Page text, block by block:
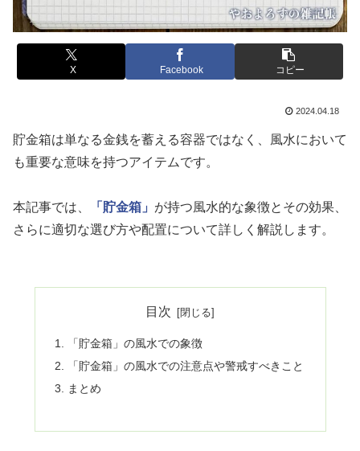
X Facebook コピー
2024.04.18
貯金箱は単なる金銭を蓄える容器ではなく、風水において
も重要な意味を持つアイテムです。
本記事では、 「貯金箱」 が持つ風水的な象徴とその効果、
さらに適切な選び方や配置について詳しく解説します。
目次
「貯金箱」の風水での象徴
「貯金箱」の風水での注意点や警戒すべきこと
まとめ